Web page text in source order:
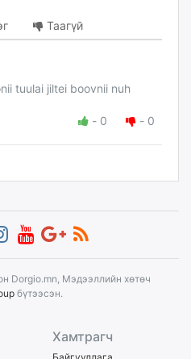
Таагүй
tuulai jiltei boovnii nuh
- 0 - 0
Dorgio.mn, Мэдээллийн хөтөч
бүтээсэн.
Хамтрагч